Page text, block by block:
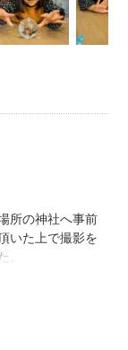
所の神社へ事前
いた上で撮影を
。
最後までぐずる
足です。